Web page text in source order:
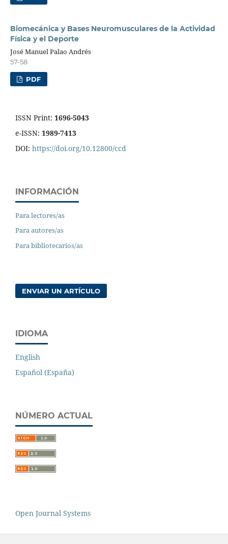
Biomecánica y Bases Neuromusculares de la Actividad
Física y el Deporte
José Manuel Palao Andrés
57-58
PDF
ISSN Print: 1696-5043
e-ISSN: 1989-7413
DOI: https://doi.org/10.12800/ccd
INFORMACIÓN
Para lectores/as
Para autores/as
Para bibliotecarios/as
ENVIAR UN ARTÍCULO
IDIOMA
English
Español (España)
NÚMERO ACTUAL
Open Journal Systems